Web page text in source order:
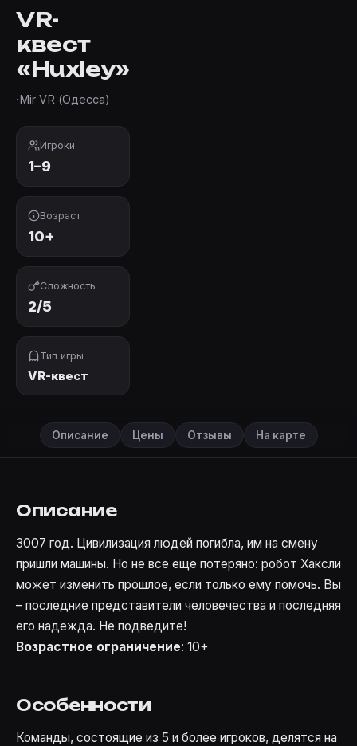
VR-
квест
«Huxley»
·Mir VR (Одесса)
Игроки
1–9
Возраст
10+
Сложность
2/5
Тип игры
VR-квест
Описание Цены Отзывы На карте
Описание
3007 год. Цивилизация людей погибла, им на смену
пришли машины. Но не все еще потеряно: робот Хаксли
может изменить прошлое, если только ему помочь. Вы
– последние представители человечества и последняя
его надежда. Не подведите!
Возрастное ограничение: 10+
Особенности
Команды, состоящие из 5 и более игроков, делятся на